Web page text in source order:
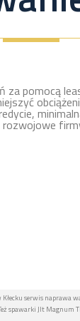
pomocą
rozwojowe
serwis naprawa
spawarki Jlt